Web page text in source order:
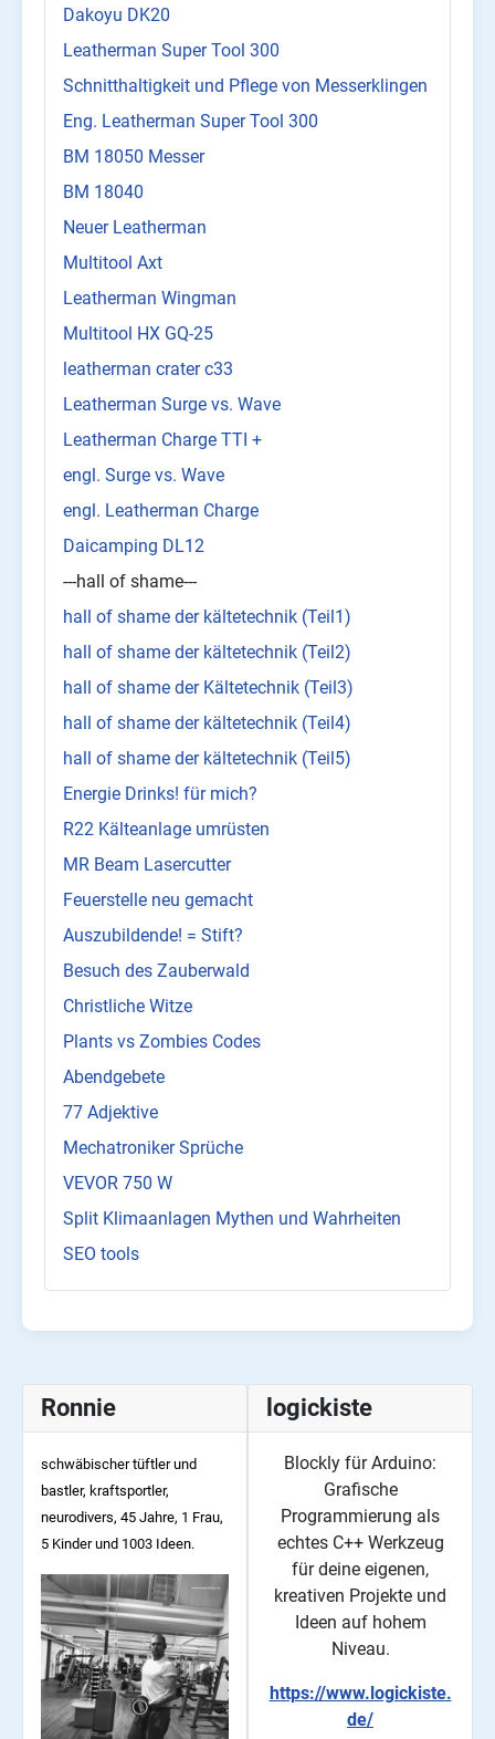
Dakoyu DK20
Leatherman Super Tool 300
Schnitthaltigkeit und Pflege von Messerklingen
Eng. Leatherman Super Tool 300
BM 18050 Messer
BM 18040
Neuer Leatherman
Multitool Axt
Leatherman Wingman
Multitool HX GQ-25
leatherman crater c33
Leatherman Surge vs. Wave
Leatherman Charge TTI +
engl. Surge vs. Wave
engl. Leatherman Charge
Daicamping DL12
---hall of shame---
hall of shame der kältetechnik (Teil1)
hall of shame der kältetechnik (Teil2)
hall of shame der Kältetechnik (Teil3)
hall of shame der kältetechnik (Teil4)
hall of shame der kältetechnik (Teil5)
Energie Drinks! für mich?
R22 Kälteanlage umrüsten
MR Beam Lasercutter
Feuerstelle neu gemacht
Auszubildende! = Stift?
Besuch des Zauberwald
Christliche Witze
Plants vs Zombies Codes
Abendgebete
77 Adjektive
Mechatroniker Sprüche
VEVOR 750 W
Split Klimaanlagen Mythen und Wahrheiten
SEO tools
Ronnie
schwäbischer tüftler und
bastler, kraftsportler,
neurodivers, 45 Jahre, 1 Frau,
5 Kinder und 1003 Ideen.
logickiste
Blockly für Arduino:
Grafische
Programmierung als
echtes C++ Werkzeug
für deine eigenen,
kreativen Projekte und
Ideen auf hohem
Niveau.
https://www.logickiste.
de/